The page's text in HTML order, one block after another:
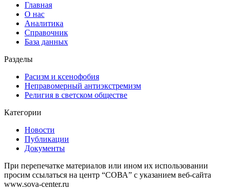
Главная
О нас
Аналитика
Справочник
База данных
Разделы
Расизм и ксенофобия
Неправомерный антиэкстремизм
Религия в светском обществе
Категории
Новости
Публикации
Документы
При перепечатке материалов или ином их использовании
просим ссылаться на центр “СОВА” с указанием веб-сайта
www.sova-center.ru